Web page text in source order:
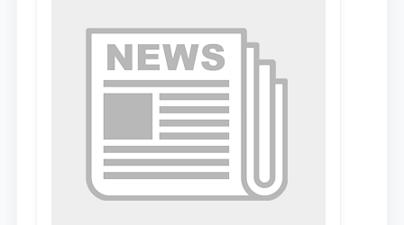
Ваше имя и фамилия
Ваш номер телефона